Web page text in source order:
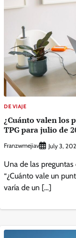
DE VIAJE
¿Cuánto valen los
TPG para julio de
Franzwmejiav July 3,
Una de las
“¿Cuánto vale un
varía de un […]